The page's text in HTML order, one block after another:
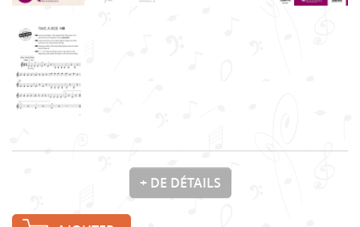
+ DE DÉTAILS